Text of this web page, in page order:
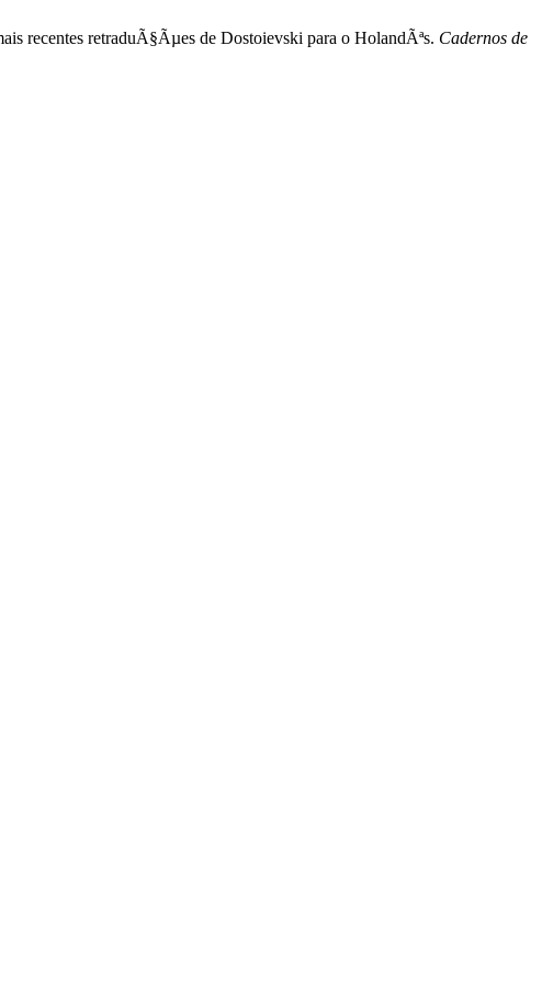
recentes retraduÃ§Ãµes de Dostoievski para o HolandÃªs. Cadernos de